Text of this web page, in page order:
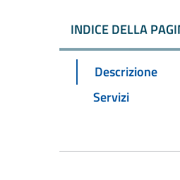
INDICE DELLA
Descrizione
Servizi